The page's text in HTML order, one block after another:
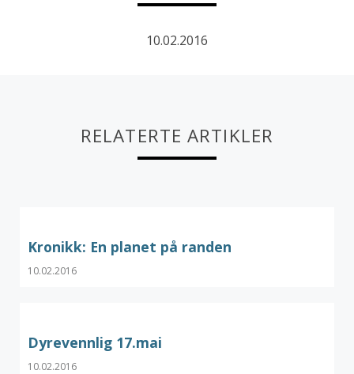
10.02.2016
RELATERTE ARTIKLER
Kronikk: En planet på randen
10.02.2016
Dyrevennlig 17.mai
10.02.2016